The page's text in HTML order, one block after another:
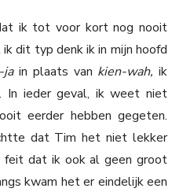
ik tot voor kort nog nooit
dit typ denk ik in mijn hoofd
ja in plaats van kien-wah, ik
In ieder geval, ik weet niet
eerder hebben gegeten.
dat Tim het niet lekker
feit dat ik ook al geen groot
kwam het er eindelijk een